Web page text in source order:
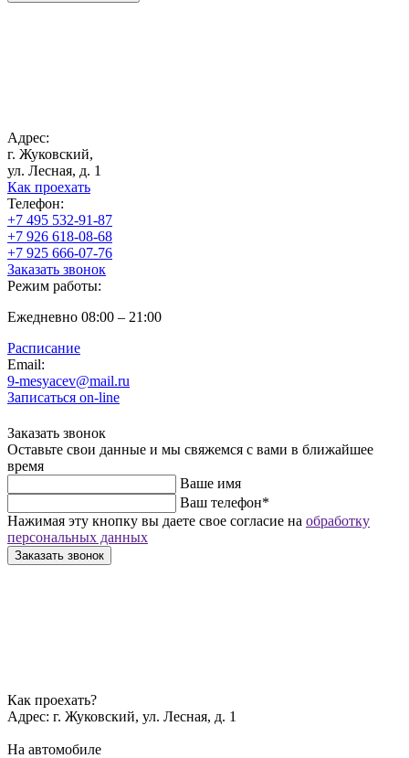
Адрес:
г. Жуковский,
ул. Лесная, д. 1
Как проехать
Телефон:
+7 495 532-91-87
+7 926 618-08-68
+7 925 666-07-76
Заказать звонок
Режим работы:
Ежедневно 08:00 – 21:00
Расписание
Email:
9-mesyacev@mail.ru
Записаться on-line
Заказать звонок
Оставьте свои данные и мы свяжемся с вами в ближайшее
время
Ваше имя
Ваш телефон*
Нажимая эту кнопку вы даете свое согласие на обработку
персональных данных
Заказать звонок
Как проехать?
Адрес: г. Жуковский, ул. Лесная, д. 1
На автомобиле